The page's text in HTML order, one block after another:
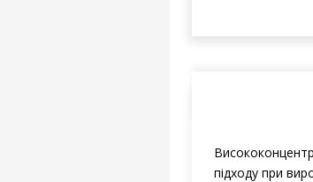
підходу при